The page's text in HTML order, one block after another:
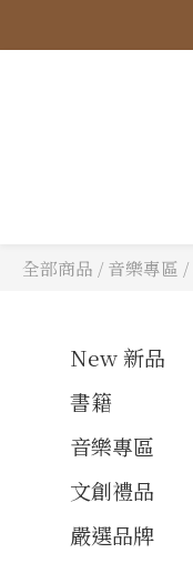
全部商品 / 音樂專區 /
New 新品
書籍
音樂專區
文創禮品
嚴選品牌